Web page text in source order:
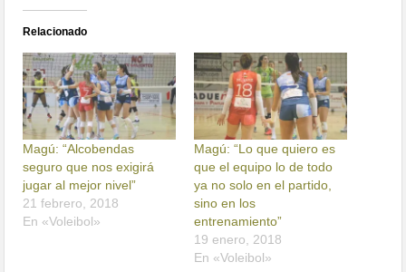
Relacionado
Magú: “Alcobendas
seguro que nos exigirá
jugar al mejor nivel”
21 febrero, 2018
En «Voleibol»
Magú: “Lo que quiero es
que el equipo lo de todo
ya no solo en el partido,
sino en los
entrenamiento”
19 enero, 2018
En «Voleibol»